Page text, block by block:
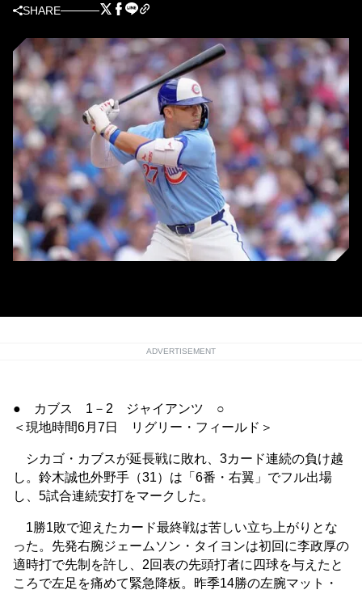
SHARE
ADVERTISEMENT
● カブス 1－2 ジャイアンツ ○
＜現地時間6月7日 リグリー・フィールド＞
シカゴ・カブスが延長戦に敗れ、3カード連続の負け越
し。鈴木誠也外野手（31）は「6番・右翼」でフル出場
し、5試合連続安打をマークした。
1勝1敗で迎えたカード最終戦は苦しい立ち上がりとな
った。先発右腕ジェームソン・タイヨンは初回に李政厚の
適時打で先制を許し、2回表の先頭打者に四球を与えたと
ころで左足を痛めて緊急降板。昨季14勝の左腕マット・